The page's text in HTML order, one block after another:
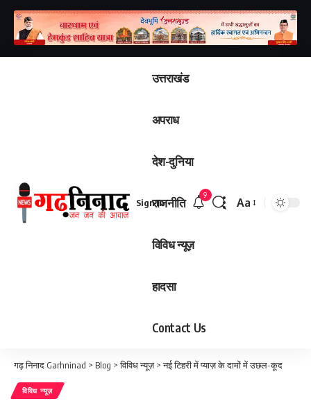
उत्तराखंड
अपराध
देश-दुनिया
राजनीति
विविध न्यूज़
हादसा
Contact Us
Sign In
9
Aa
गढ़ निनाद Garhninad > Blog >विविध न्यूज़>नई टिहरी में प्याज़ के दामों में उछल-कूद
विविध न्यूज़